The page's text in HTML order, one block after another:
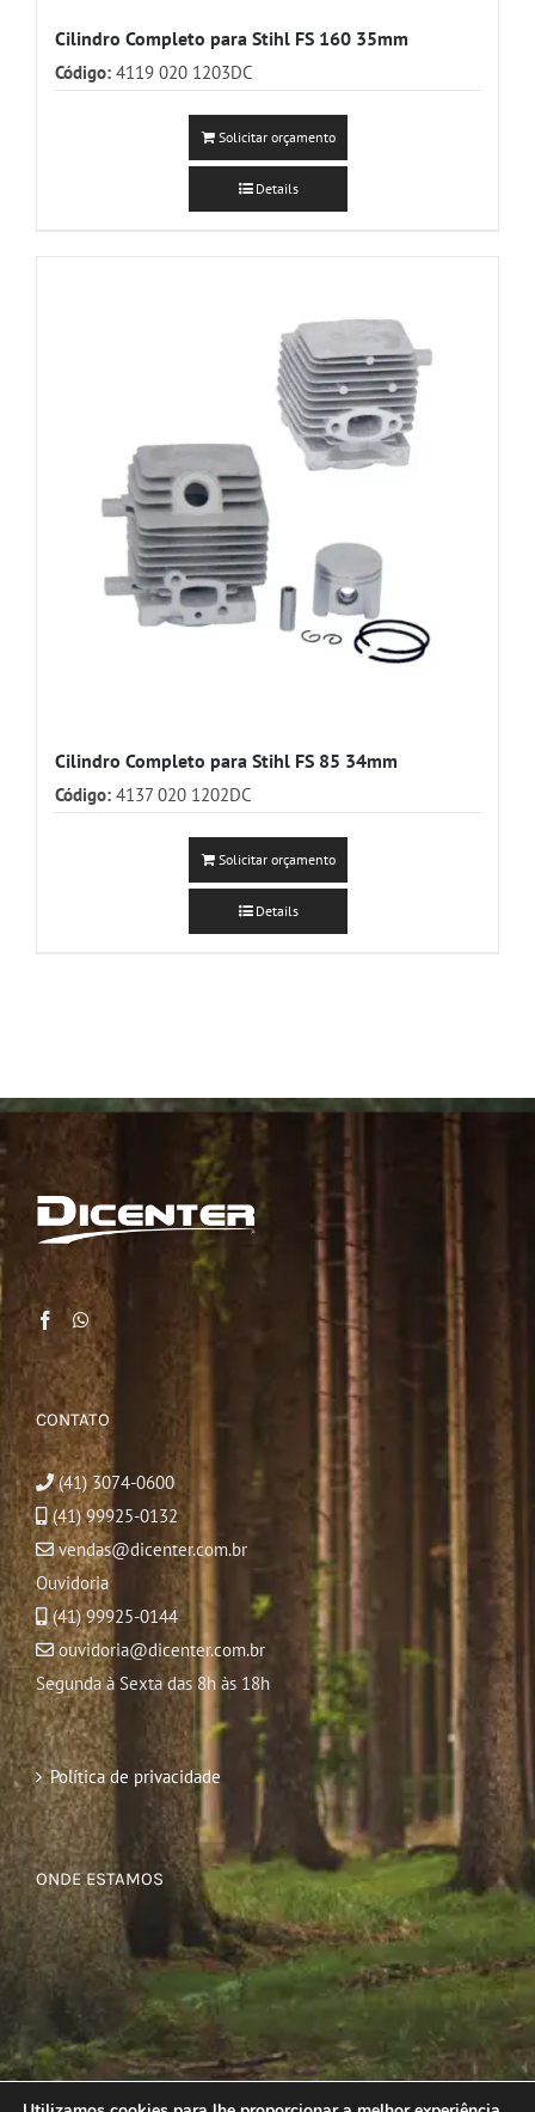
Cilindro Completo para Stihl FS 160 35mm
Código: 4119 020 1203DC
Solicitar orçamento
Details
Cilindro Completo para Stihl FS 85 34mm
Código: 4137 020 1202DC
Solicitar orçamento
Details
CONTATO
(41) 3074-0600
(41) 99925-0132
vendas@dicenter.com.br
Ouvidoria
(41) 99925-0144
ouvidoria@dicenter.com.br
Segunda à Sexta das 8h às 18h
Política de privacidade
ONDE ESTAMOS